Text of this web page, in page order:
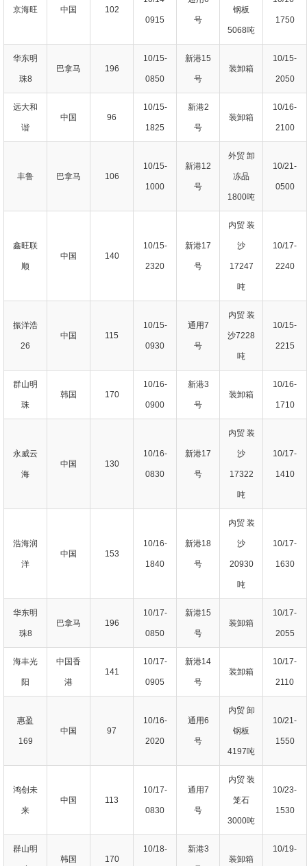
京海旺 中国 102
0915 号
钢板
5068吨
1750
华东明
珠8
巴拿马 196
10/15-
0850
新港15
号
装卸箱
10/15-
2050
远大和
谐
中国 96
10/15-
1825
新港2
号
装卸箱
10/16-
2100
丰鲁 巴拿马 106
10/15-
1000
新港12
号
外贸 卸
冻品
1800吨
10/21-
0500
鑫旺联
顺
中国 140
10/15-
2320
新港17
号
内贸 装
沙
17247
吨
10/17-
2240
振洋浩
26
中国 115
10/15-
0930
通用7
号
内贸 装
沙7228
吨
10/15-
2215
群山明
珠
韩国 170
10/16-
0900
新港3
号
装卸箱
10/16-
1710
永威云
海
中国 130
10/16-
0830
新港17
号
内贸 装
沙
17322
吨
10/17-
1410
浩海润
洋
中国 153
10/16-
1840
新港18
号
内贸 装
沙
20930
吨
10/17-
1630
华东明
珠8
巴拿马 196
10/17-
0850
新港15
号
装卸箱
10/17-
2055
海丰光
阳
中国香
港
141
10/17-
0905
新港14
号
装卸箱
10/17-
2110
惠盈
169
中国 97
10/16-
2020
通用6
号
内贸 卸
钢板
4197吨
10/21-
1550
鸿创未
来
中国 113
10/17-
0830
通用7
号
内贸 装
笼石
3000吨
10/23-
1530
群山明
韩国 170
10/18- 新港3
装卸箱
10/19-